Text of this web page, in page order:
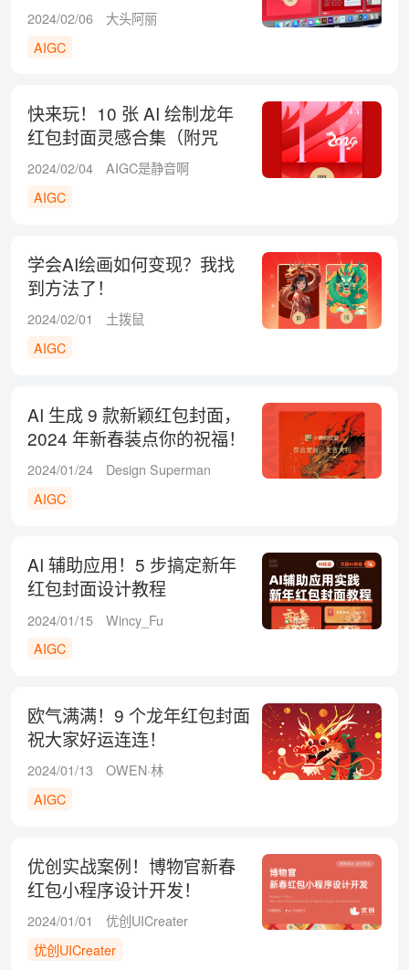
2024/02/06
大头阿丽
AIGC
快来玩！10 张 AI 绘制龙年
红包封面灵感合集（附咒
语）
2024/02/04
AIGC是静音啊
AIGC
学会AI绘画如何变现？我找
到方法了！
2024/02/01
土拨鼠
AIGC
AI 生成 9 款新颖红包封面，
2024 年新春装点你的祝福！
2024/01/24
Design Superman
AIGC
AI 辅助应用！5 步搞定新年
红包封面设计教程
2024/01/15
Wincy_Fu
AIGC
欧气满满！9 个龙年红包封面
祝大家好运连连！
2024/01/13
OWEN·林
AIGC
优创实战案例！博物官新春
红包小程序设计开发！
2024/01/01
优创UICreater
优创UICreater